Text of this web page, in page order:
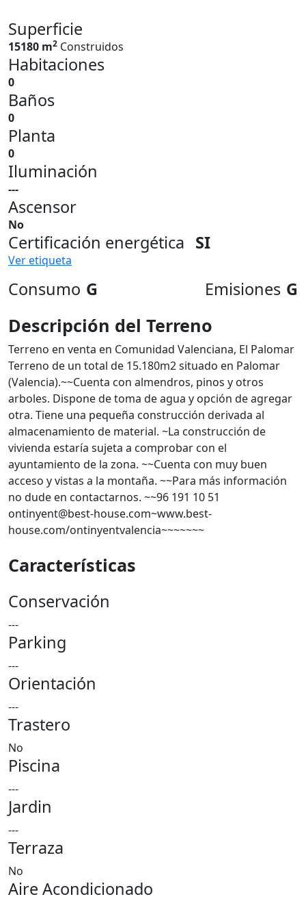
Superficie
15180 m2 Construidos
Habitaciones
0
Baños
0
Planta
0
Iluminación
---
Ascensor
No
Certificación energética SI
Ver etiqueta
Consumo G Emisiones G
Descripción del Terreno
Terreno en venta en Comunidad Valenciana, El Palomar
Terreno de un total de 15.180m2 situado en Palomar
(Valencia).~~Cuenta con almendros, pinos y otros
arboles. Dispone de toma de agua y opción de agregar
otra. Tiene una pequeña construcción derivada al
almacenamiento de material. ~La construcción de
vivienda estaría sujeta a comprobar con el
ayuntamiento de la zona. ~~Cuenta con muy buen
acceso y vistas a la montaña. ~~Para más información
no dude en contactarnos. ~~96 191 10 51
ontinyent@best-house.com~www.best-
house.com/ontinyentvalencia~~~~~~~
Características
Conservación
---
Parking
---
Orientación
---
Trastero
No
Piscina
---
Jardin
---
Terraza
No
Aire Acondicionado